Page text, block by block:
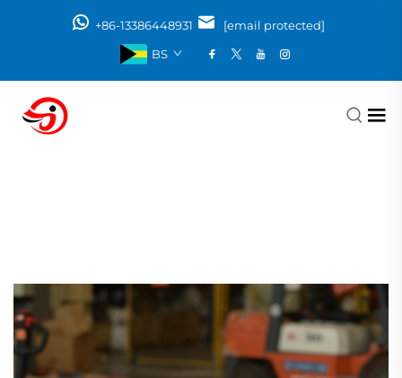
+86-13386448931
[email protected]
BS